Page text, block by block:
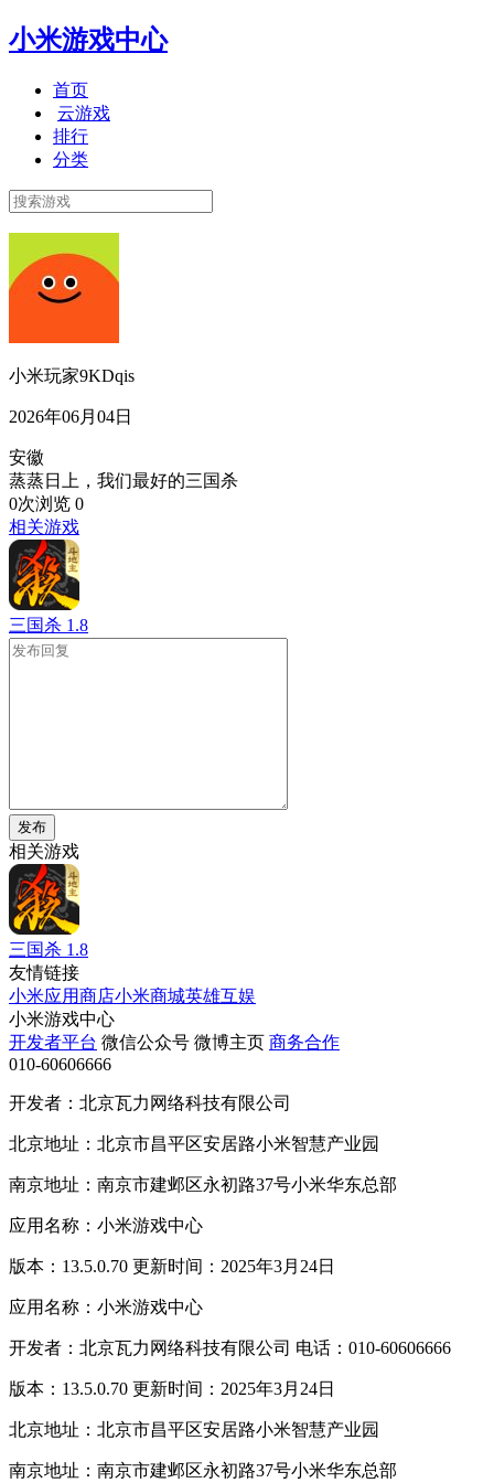
小米游戏中心
首页
云游戏
排行
分类
小米玩家9KDqis
2026年06月04日
安徽
蒸蒸日上，我们最好的三国杀
0次浏览 0
相关游戏
三国杀 1.8
发布
相关游戏
三国杀 1.8
友情链接
小米应用商店小米商城英雄互娱
小米游戏中心
开发者平台 微信公众号 微博主页 商务合作
010-60606666
开发者：北京瓦力网络科技有限公司
北京地址：北京市昌平区安居路小米智慧产业园
南京地址：南京市建邺区永初路37号小米华东总部
应用名称：小米游戏中心
版本：13.5.0.70 更新时间：2025年3月24日
应用名称：小米游戏中心
开发者：北京瓦力网络科技有限公司 电话：010-60606666
版本：13.5.0.70 更新时间：2025年3月24日
北京地址：北京市昌平区安居路小米智慧产业园
南京地址：南京市建邺区永初路37号小米华东总部